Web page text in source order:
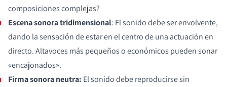
composiciones complejas?
Escena sonora tridimensional: El sonido debe ser envolvente,
dando la sensación de estar en el centro de una actuación en
directo. Altavoces más pequeños o económicos pueden sonar
«encajonados».
Firma sonora neutra: El sonido debe reproducirse sin